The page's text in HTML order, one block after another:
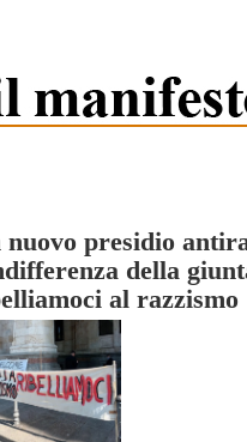
nuovo presidio
della
al razzismo